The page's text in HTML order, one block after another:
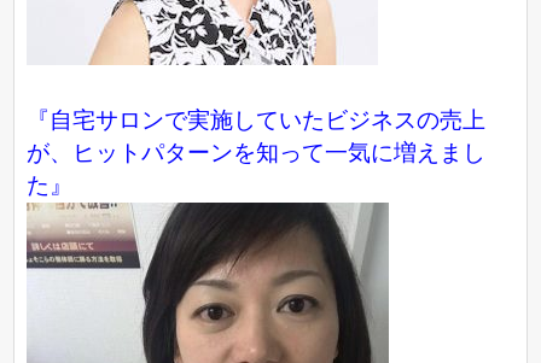
『自宅サロンで実施していたビジネスの売上
が、ヒットパターンを知って一気に増えまし
た』